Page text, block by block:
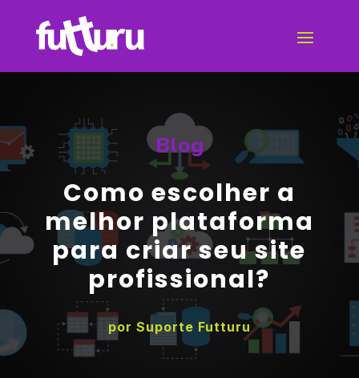
Blog
Como escolher a
melhor plataforma
para criar seu site
profissional?
por Suporte Futturu